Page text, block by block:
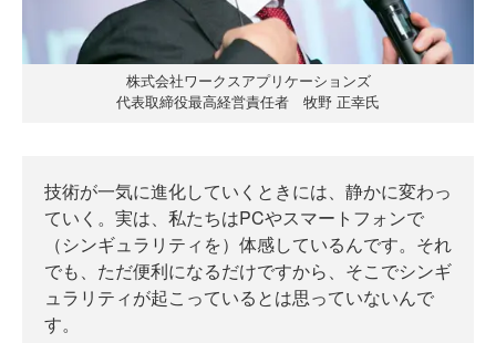
株式会社ワークスアプリケーションズ
代表取締役最高経営責任者 牧野 正幸氏
技術が一気に進化していくときには、静かに変わっ
ていく。実は、私たちはPCやスマートフォンで
（シンギュラリティを）体感しているんです。それ
でも、ただ便利になるだけですから、そこでシンギ
ュラリティが起こっているとは思っていないんで
す。